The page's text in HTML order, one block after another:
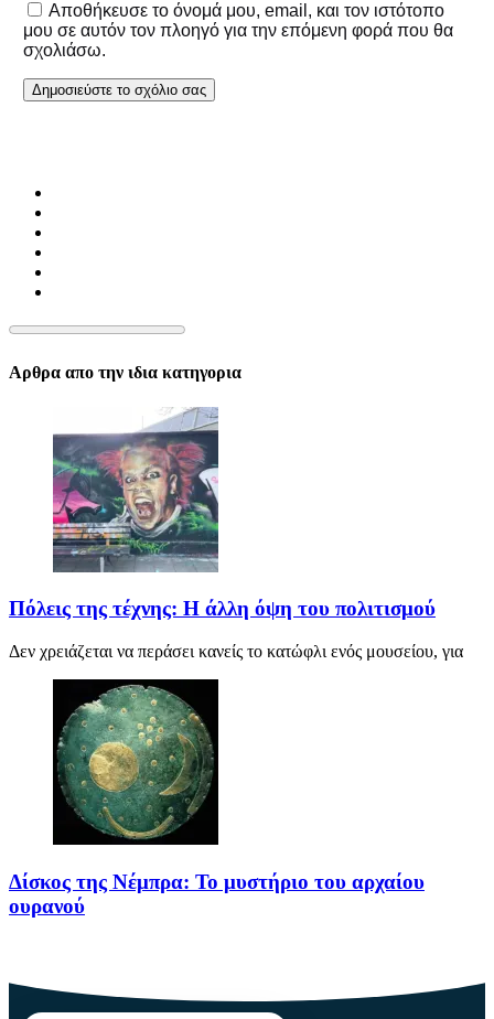
Αποθήκευσε το όνομά μου, email, και τον ιστότοπο
μου σε αυτόν τον πλοηγό για την επόμενη φορά που θα
σχολιάσω.
Αρθρα απο την ιδια κατηγορια
Πόλεις της τέχνης: Η άλλη όψη του πολιτισμού
Δεν χρειάζεται να περάσει κανείς το κατώφλι ενός μουσείου, για
Δίσκος της Νέμπρα: Το μυστήριο του αρχαίου
ουρανού